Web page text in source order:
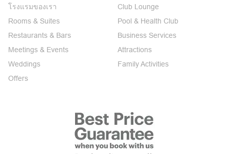
โรงแรมของเรา
Rooms & Suites
Restaurants & Bars
Meetings & Events
Weddings
Offers
Club Lounge
Pool & Health Club
Business Services
Attractions
Family Activities